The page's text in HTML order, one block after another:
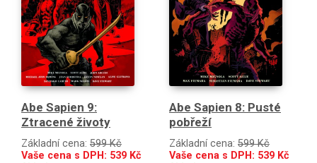
Abe Sapien 9:
Ztracené životy
Základní cena: 599 Kč
Vaše cena s DPH: 539 Kč
Abe Sapien 8: Pusté
pobřeží
Základní cena: 599 Kč
Vaše cena s DPH: 539 Kč